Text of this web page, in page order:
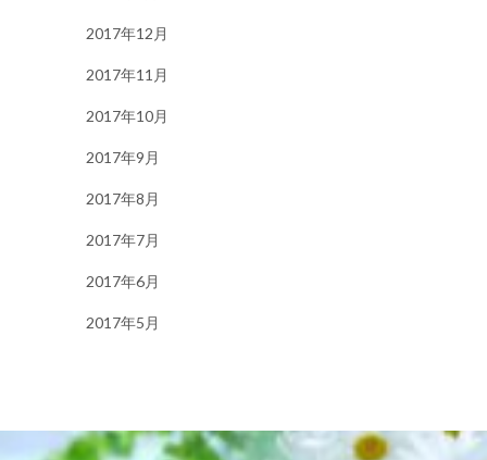
2017年12月
2017年11月
2017年10月
2017年9月
2017年8月
2017年7月
2017年6月
2017年5月